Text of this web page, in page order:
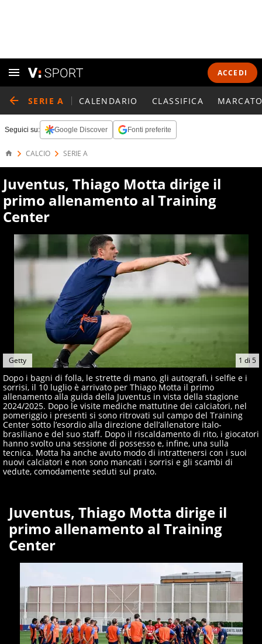
ACCEDI
SERIE A CALENDARIO CLASSIFICA
Seguici su: Google Discover Fonti preferite
CALCIO SERIE A
Juventus, Thiago Motta dirige il
primo allenamento al Training
Center
1 di 5
Getty
Dopo i bagni di folla, le strette di mano, gli autografi, i selfie e i
sorrisi, il 10 luglio è arrivato per Thiago Motta il primo
allenamento alla guida della Juventus in vista della stagione
2024/2025. Dopo le visite mediche mattutine dei calciatori, nel
pomeriggio i presenti si sono ritrovati sul campo del Training
Center sotto l’esordio alla direzione dell’allenatore italo-
brasiliano e del suo staff. Dopo il riscaldamento di rito, i giocatori
hanno svolto una sessione di possesso e, infine, una sulla
tecnica. Motta ha anche avuto modo di intrattenersi con i suoi
nuovi calciatori e non sono mancati i sorrisi e gli scambi di
vedute, comodamente seduti sul prato.
Juventus, Thiago Motta dirige il
primo allenamento al Training
Center